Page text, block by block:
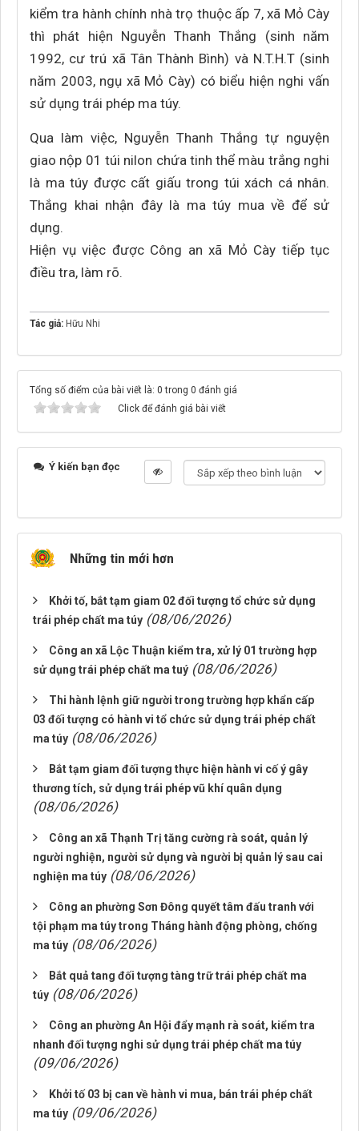
kiểm tra hành chính nhà trọ thuộc ấp 7, xã Mỏ Cày
thì phát hiện Nguyễn Thanh Thắng (sinh năm
1992, cư trú xã Tân Thành Bình) và N.T.H.T (sinh
năm 2003, ngụ xã Mỏ Cày) có biểu hiện nghi vấn
sử dụng trái phép ma túy.
Qua làm việc, Nguyễn Thanh Thắng tự nguyện
giao nộp 01 túi nilon chứa tinh thể màu trắng nghi
là ma túy được cất giấu trong túi xách cá nhân.
Thắng khai nhận đây là ma túy mua về để sử
dụng.
Hiện vụ việc được Công an xã Mỏ Cày tiếp tục
điều tra, làm rõ.
Tác giả: Hữu Nhi
Tổng số điểm của bài viết là: 0 trong 0 đánh giá
Click để đánh giá bài viết
Ý kiến bạn đọc
Những tin mới hơn
Khởi tố, bắt tạm giam 02 đối tượng tổ chức sử dụng
trái phép chất ma túy (08/06/2026)
Công an xã Lộc Thuận kiểm tra, xử lý 01 trường hợp
sử dụng trái phép chất ma tuý (08/06/2026)
Thi hành lệnh giữ người trong trường hợp khẩn cấp
03 đối tượng có hành vi tổ chức sử dụng trái phép chất
ma túy (08/06/2026)
Bắt tạm giam đối tượng thực hiện hành vi cố ý gây
thương tích, sử dụng trái phép vũ khí quân dụng
(08/06/2026)
Công an xã Thạnh Trị tăng cường rà soát, quản lý
người nghiện, người sử dụng và người bị quản lý sau cai
nghiện ma túy (08/06/2026)
Công an phường Sơn Đông quyết tâm đấu tranh với
tội phạm ma túy trong Tháng hành động phòng, chống
ma túy (08/06/2026)
Bắt quả tang đối tượng tàng trữ trái phép chất ma
túy (08/06/2026)
Công an phường An Hội đẩy mạnh rà soát, kiểm tra
nhanh đối tượng nghi sử dụng trái phép chất ma túy
(09/06/2026)
Khởi tố 03 bị can về hành vi mua, bán trái phép chất
ma túy (09/06/2026)